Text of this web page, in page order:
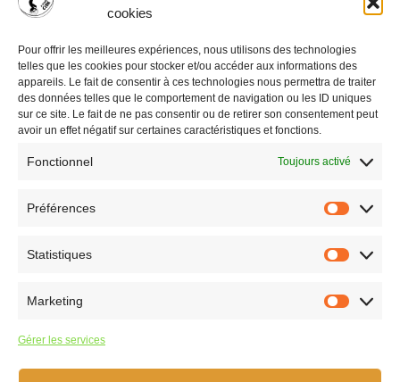
cookies
Pour offrir les meilleures expériences, nous utilisons des technologies
telles que les cookies pour stocker et/ou accéder aux informations des
appareils. Le fait de consentir à ces technologies nous permettra de traiter
des données telles que le comportement de navigation ou les ID uniques
sur ce site. Le fait de ne pas consentir ou de retirer son consentement peut
avoir un effet négatif sur certaines caractéristiques et fonctions.
Fonctionnel Toujours activé
Préférences
Statistiques
Marketing
Gérer les services
1ER FESTI MALIN SUR LA
COLLINE
7 mars 2024
L’équipe d’A’Tous Cirk est heureuse de vous présenter…ce
d’Ailes et l’asso La Coopération de…
Lire la suite »
Particuliers